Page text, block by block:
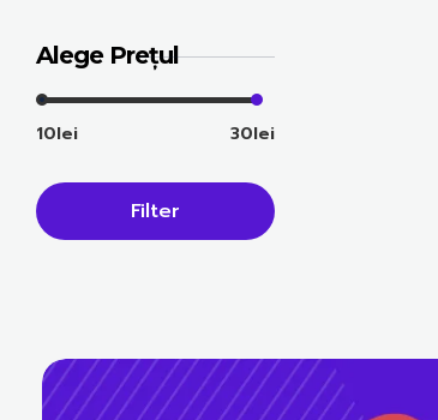
Alege Prețul
10lei 30lei
Filter